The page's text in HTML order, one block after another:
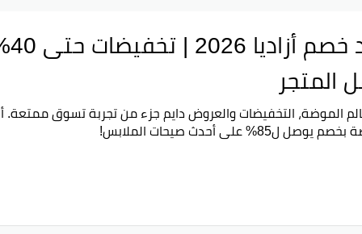
المتجر
الموضة، التخفيضات والعروض دايم جزء من تجربة تسوق ممتعة.
بخصم يوصل ل85% على أحدث صيحات الملابس!
عشان تحصل على هالخصم
الملابس اللي تعجبك.